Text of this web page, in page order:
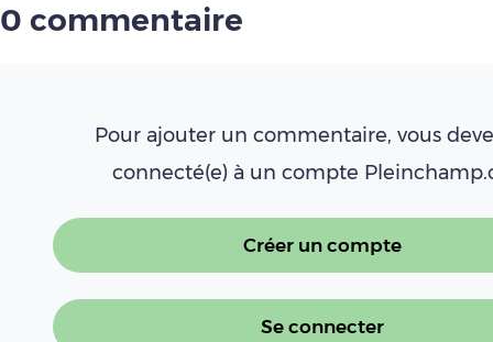
0 commentaire
Pour ajouter un commentaire, vous
connecté(e) à un compte
Créer un compte
Se connecter